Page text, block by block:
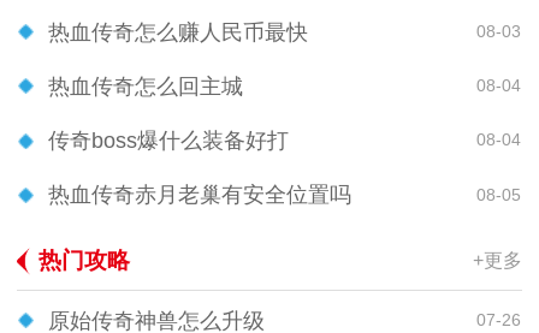
热血传奇怎么赚人民币最快 08-03
热血传奇怎么回主城 08-04
传奇boss爆什么装备好打 08-04
热血传奇赤月老巢有安全位置吗 08-05
热门攻略 +更多
原始传奇神兽怎么升级 07-26